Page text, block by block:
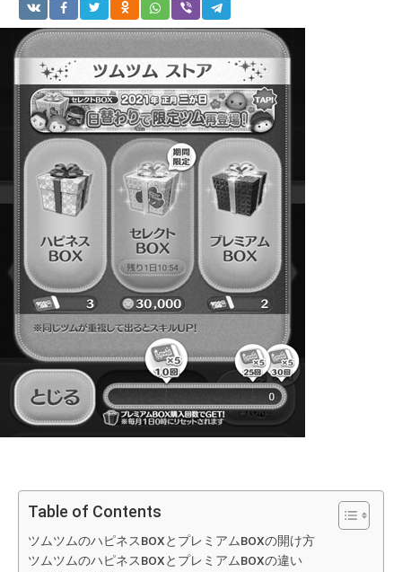
Table of Contents
ツムツムのハピネスBOXとプレミアムBOXの開け方
ツムツムのハピネスBOXとプレミアムBOXの違い